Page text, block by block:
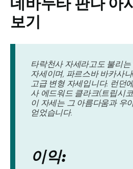
보기
타락천사 자세라고도 불리
자세이며, 파르스바 바카사
고급 변형 자세입니다. 런던
사 에드워드 클라크(트립시
이 자세는 그 아름다움과 우
얻었습니다.
이익: